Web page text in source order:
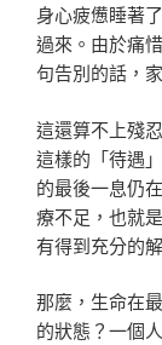
身心疲憊睡著
過來。由於痛
句告別的話，
這還算不上殘
這樣的「待遇
的最後一息仍
療不足，也就
有得到充分的
那麼，生命在
的狀態？一個